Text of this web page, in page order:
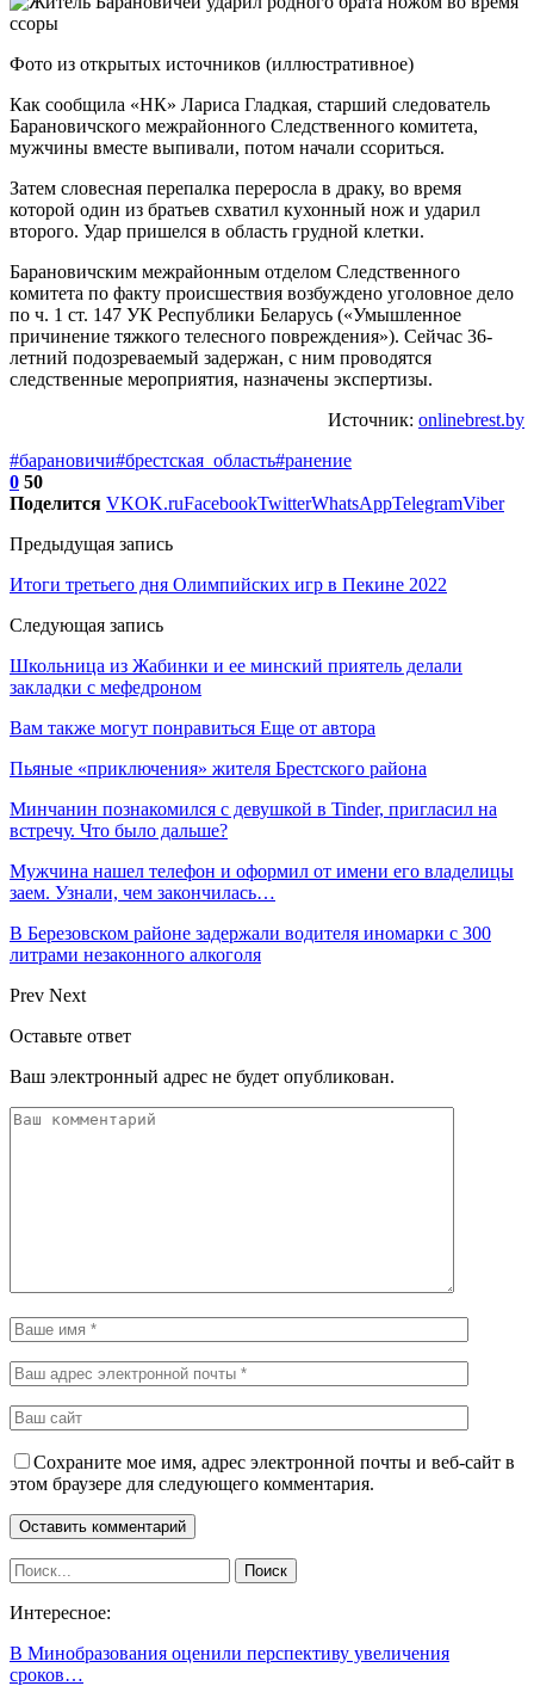
Фото из открытых источников (иллюстративное)
Как сообщила «НК» Лариса Гладкая, старший следователь
Барановичского межрайонного Следственного комитета,
мужчины вместе выпивали, потом начали ссориться.
Затем словесная перепалка переросла в драку, во время
которой один из братьев схватил кухонный нож и ударил
второго. Удар пришелся в область грудной клетки.
Барановичским межрайонным отделом Следственного
комитета по факту происшествия возбуждено уголовное дело
по ч. 1 ст. 147 УК Республики Беларусь («Умышленное
причинение тяжкого телесного повреждения»). Сейчас 36-
летний подозреваемый задержан, с ним проводятся
следственные мероприятия, назначены экспертизы.
Источник: onlinebrest.by
#барановичи#брестская_область#ранение
0 50
Поделится VKOK.ruFacebookTwitterWhatsAppTelegramViber
Предыдущая запись
Итоги третьего дня Олимпийских игр в Пекине 2022
Следующая запись
Школьница из Жабинки и ее минский приятель делали
закладки с мефедроном
Вам также могут понравиться Еще от автора
Пьяные «приключения» жителя Брестского района
Минчанин познакомился с девушкой в Tinder, пригласил на
встречу. Что было дальше?
Мужчина нашел телефон и оформил от имени его владелицы
заем. Узнали, чем закончилась…
В Березовском районе задержали водителя иномарки с 300
литрами незаконного алкоголя
Prev Next
Оставьте ответ
Ваш электронный адрес не будет опубликован.
Сохраните мое имя, адрес электронной почты и веб-сайт в
этом браузере для следующего комментария.
Интересное:
В Минобразования оценили перспективу увеличения
сроков…